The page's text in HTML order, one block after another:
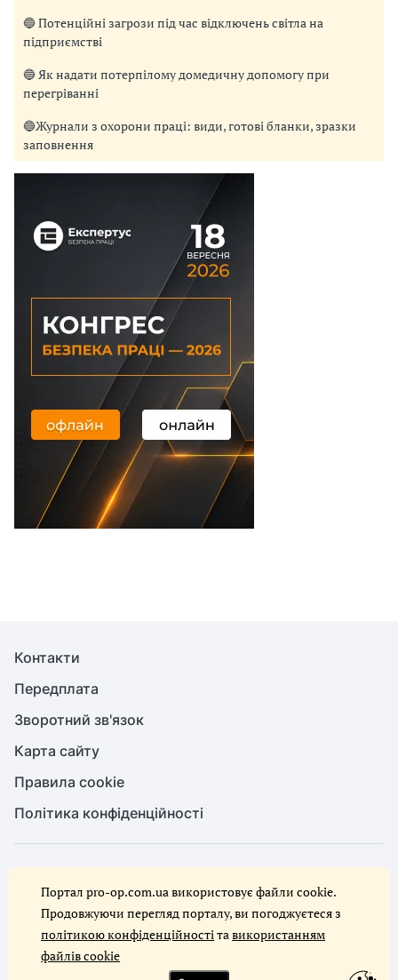
🔵 Потенційні загрози під час відключень світла на
підприємстві
🔵 Як надати потерпілому домедичну допомогу при
перегріванні
🔵Журнали з охорони праці: види, готові бланки, зразки
заповнення
Контакти
Передплата
Зворотний зв'язок
Карта сайту
Правила cookie
Політика конфіденційності
Повне або часткове копіювання будь-яких матеріалів сайту,
цитування, публікація їх анотованих оглядів допускаються лише за
письмового дозволу редакції сайту Служба охорони праці
Ми в соцмережах
Портал pro-op.com.ua використовує файли cookie.
Продовжуючи перегляд порталу, ви погоджуєтеся з
політикою конфіденційностітавикористанням
файлів cookie